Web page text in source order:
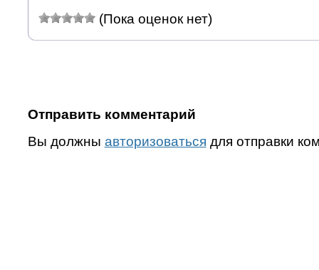
(Пока оценок нет)
Отправить комментарий
Вы должны авторизоваться для отправки